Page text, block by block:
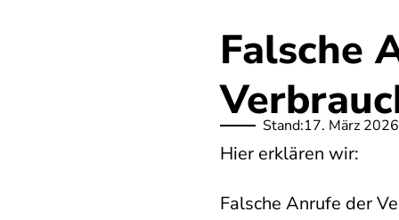
Falsche
Stand:17. März 2026
Hier erklären wir:
Falsche Anrufe der